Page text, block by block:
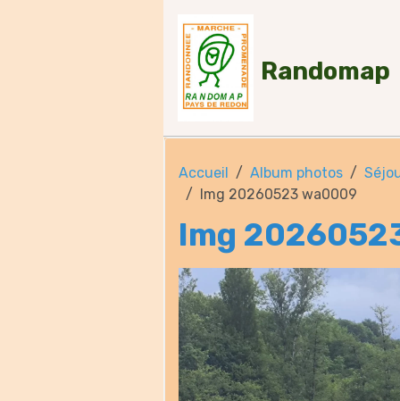
Randomap
Accueil Album photos
Img 20260523 wa0009
Img